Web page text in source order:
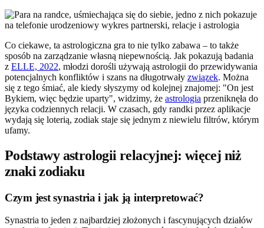
Co ciekawe, ta astrologiczna gra to nie tylko zabawa – to także
sposób na zarządzanie własną niepewnością. Jak pokazują badania
z ELLE, 2022, młodzi dorośli używają astrologii do przewidywania
potencjalnych konfliktów i szans na długotrwały związek. Można
się z tego śmiać, ale kiedy słyszymy od kolejnej znajomej: "On jest
Bykiem, więc będzie uparty", widzimy, że astrologia przeniknęła do
języka codziennych relacji. W czasach, gdy randki przez aplikacje
wydają się loterią, zodiak staje się jednym z niewielu filtrów, którym
ufamy.
Podstawy astrologii relacyjnej: więcej niż
znaki zodiaku
Czym jest synastria i jak ją interpretować?
Synastria to jeden z najbardziej złożonych i fascynujących działów